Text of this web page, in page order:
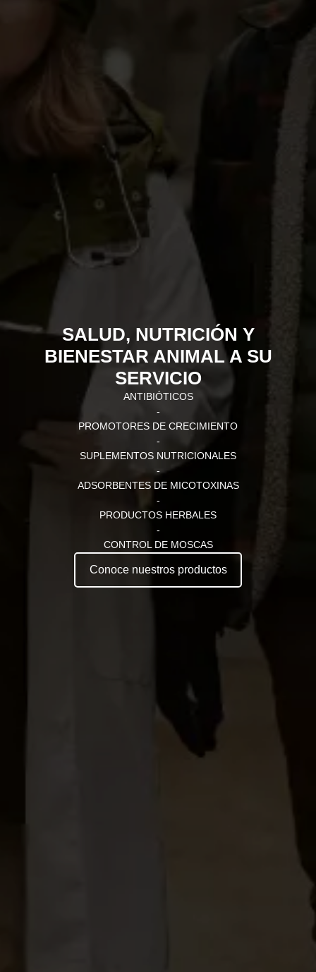
SALUD, NUTRICIÓN Y
BIENESTAR ANIMAL A SU
SERVICIO
ANTIBIÓTICOS
-
PROMOTORES DE CRECIMIENTO
-
SUPLEMENTOS NUTRICIONALES
-
ADSORBENTES DE MICOTOXINAS
-
PRODUCTOS HERBALES
-
CONTROL DE MOSCAS
Conoce nuestros productos